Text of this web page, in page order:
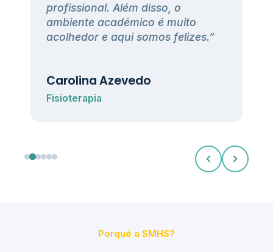
profissional. Além disso, o
ambiente académico é muito
acolhedor e aqui somos felizes.”
Carolina Azevedo
Fisioterapia
Porquê a SMHS?